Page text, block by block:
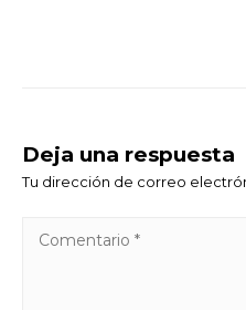
Deja una respuesta
Tu dirección de correo